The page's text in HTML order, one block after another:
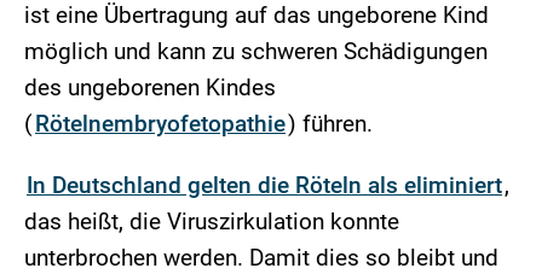
ist eine Übertragung auf das ungeborene Kind
möglich und kann zu schweren Schädigungen
des ungeborenen Kindes
(Rötelnembryofetopathie) führen.
In Deutschland gelten die Röteln als eliminiert,
das heißt, die Viruszirkulation konnte
unterbrochen werden. Damit dies so bleibt und